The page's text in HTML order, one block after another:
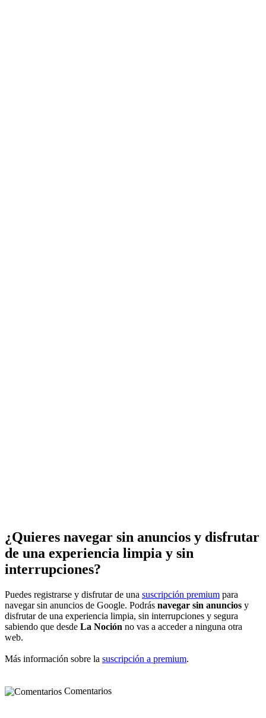
¿Quieres navegar sin anuncios y disfrutar
de una experiencia limpia y sin
interrupciones?
Puedes registrarse y disfrutar de una suscripción premium para
navegar sin anuncios de Google. Podrás navegar sin anuncios y
disfrutar de una experiencia limpia, sin interrupciones y segura
sabiendo que desde La Noción no vas a acceder a ninguna otra
web.
Más información sobre la suscripción a premium.
Comentarios